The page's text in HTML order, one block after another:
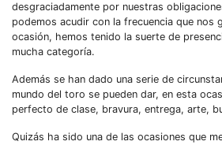
desgraciadamente por nuestras
podemos acudir con la frecuencia que nos
ocasión, hemos tenido la suerte de
mucha categoría.
Además se han dado una serie de
mundo del toro se pueden dar, en esta
perfecto de clase, bravura, entrega, arte,
Quizás ha sido una de las ocasiones que